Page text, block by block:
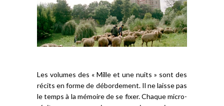
Les volumes des « Mille et une nuits » sont des
récits en forme de débordement. Il ne laisse pas
le temps à la mémoire de se fixer. Chaque micro-